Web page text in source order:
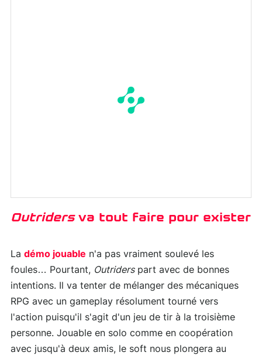
Outriders va tout faire pour exister
La démo jouable n'a pas vraiment soulevé les
foules… Pourtant, Outriderspart avec de bonnes
intentions. Il va tenter de mélanger des mécaniques
RPG avec un gameplay résolument tourné vers
l'action puisqu'il s'agit d'un jeu de tir à la troisième
personne. Jouable en solo comme en coopération
avec jusqu'à deux amis, le soft nous plongera au